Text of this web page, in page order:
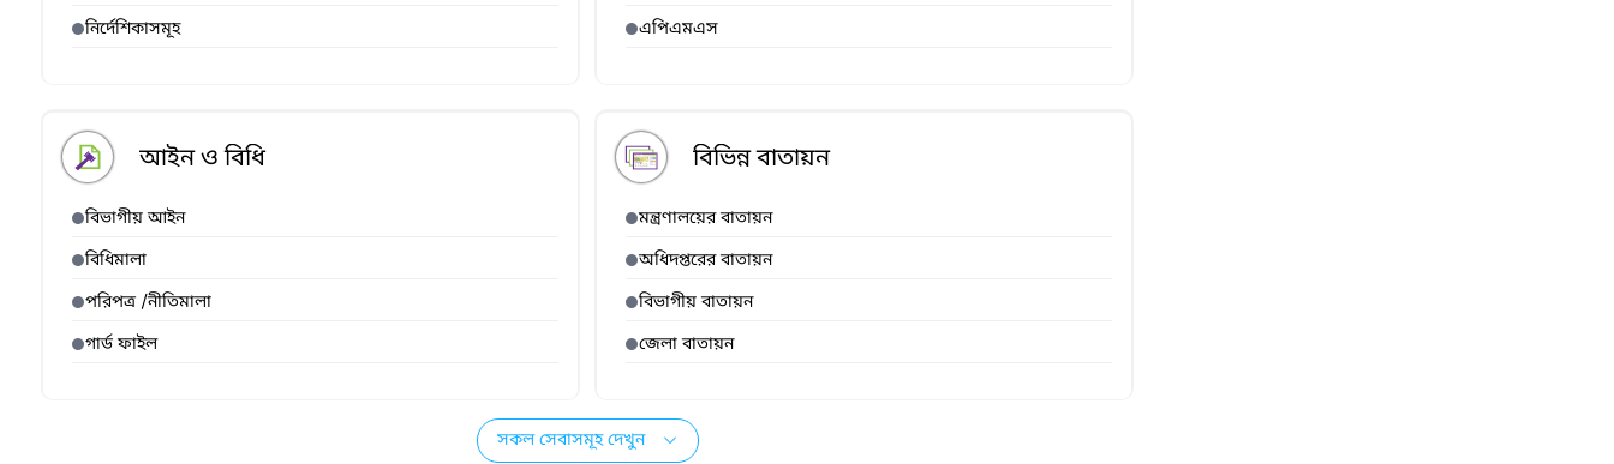
নির্দেশিকাসমূহ
এপিএমএস
আইন ও বিধি
বিভাগীয় আইন
বিধিমালা
পরিপত্র /নীতিমালা
গার্ড ফাইল
বিভিন্ন বাতায়ন
মন্ত্রণালয়ের বাতায়ন
অধিদপ্তরের বাতায়ন
বিভাগীয় বাতায়ন
জেলা বাতায়ন
সকল সেবাসমূহ দেখুন